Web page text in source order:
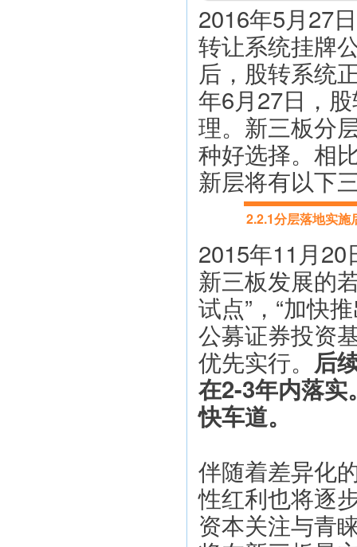
2016年5月27
转让系统挂牌
后，股转系统
年6月27日，
理。新三板分
种好选择。相
新层将有以下
2.2.1分层落地实施
2015年11月
新三板发展的
试点”，“加快
公募证券投资
优先实行。 后
在2-3年内落
快车道。
伴随着差异化
性红利也将逐
资本关注与青